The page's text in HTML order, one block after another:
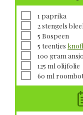
▢1 paprika
▢
2stengels
▢
5 Bospeen
▢
5 teentjes
▢
100 gram
▢
125 ml olijfolie
▢
60 ml